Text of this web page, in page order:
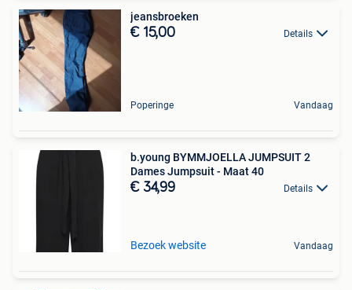
jeansbroeken
€ 15,00 Details
Poperinge Vandaag
b.young BYMMJOELLA JUMPSUIT 2
Dames Jumpsuit - Maat 40
€ 34,99 Details
Bezoek website Vandaag